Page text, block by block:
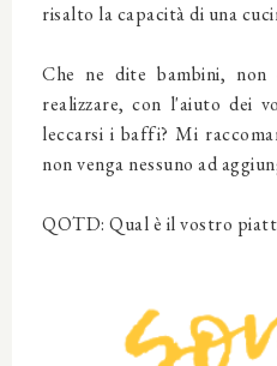
risalto la capacità di una
Che ne dite bambini,
realizzare, con l'aiuto dei
leccarsi i baffi? Mi
non venga nessuno ad
QOTD: Qual è il vostro